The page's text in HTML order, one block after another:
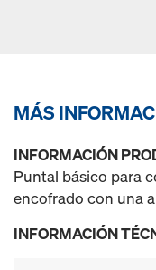
MÁS
INFORMACIÓN
Puntal básico para
encofrado con una
INFORMACIÓN